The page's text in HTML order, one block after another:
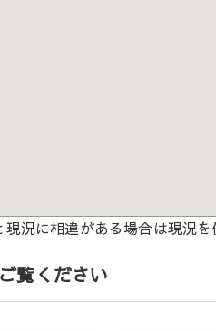
況に相違がある場合は現況を
覧ください